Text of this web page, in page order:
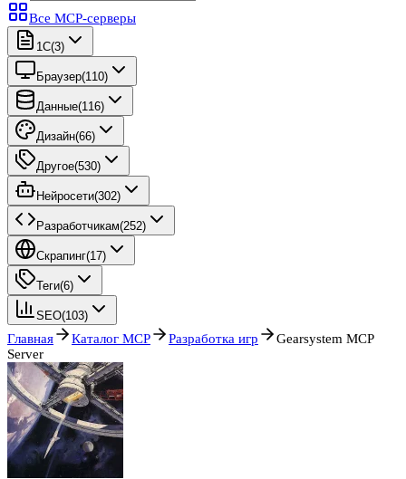
Все MCP-серверы
1C(3)
Браузер(110)
Данные(116)
Дизайн(66)
Другое(530)
Нейросети(302)
Разработчикам(252)
Скрапинг(17)
Теги(6)
SEO(103)
Главная Каталог MCP Разработка игр
Gearsystem MCP
Server